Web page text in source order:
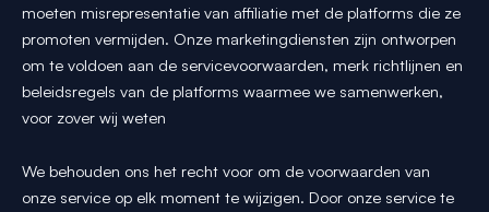
moeten misrepresentatie van affiliatie met de platforms die ze
promoten vermijden. Onze marketingdiensten zijn ontworpen
om te voldoen aan de servicevoorwaarden, merk richtlijnen en
beleidsregels van de platforms waarmee we samenwerken,
voor zover wij weten
We behouden ons het recht voor om de voorwaarden van
onze service op elk moment te wijzigen. Door onze service te